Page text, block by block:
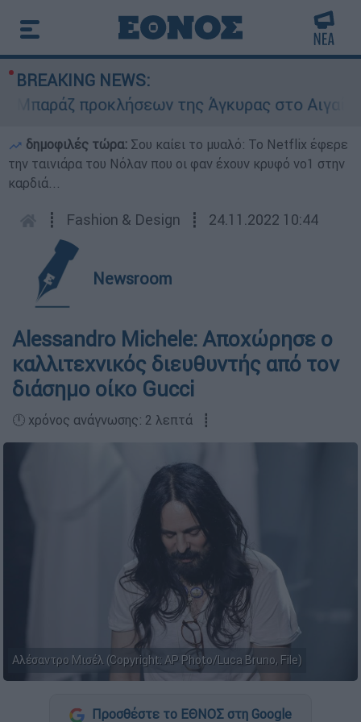
BREAKING NEWS:
προκλήσεων της Άγκυρας στο Αιγαίο:
δημοφιλές τώρα: Σου καίει το μυαλό: Το Netflix έφερε
την ταινιάρα του Νόλαν που οι φαν έχουν κρυφό νο1 στην
καρδιά...
┋ Fashion & Design ┋ 24.11.2022 10:44
Newsroom
Alessandro Michele: Αποχώρησε ο
καλλιτεχνικός διευθυντής από τον
διάσημο οίκο Gucci
🕛 χρόνος ανάγνωσης: 2 λεπτά ┋
Aλέσαντρο Mισέλ (Copyright: AP Photo/Luca Bruno, File)
Προσθέστε το ΕΘΝΟΣ στη Google